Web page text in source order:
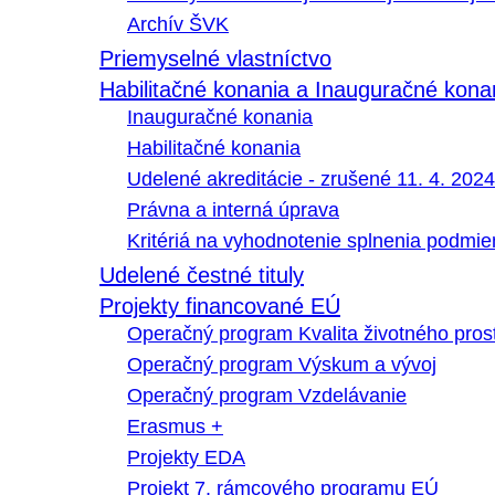
Archív ŠVK
Priemyselné vlastníctvo
Habilitačné konania a Inauguračné
Inauguračné konania
Habilitačné konania
Udelené akreditácie - zrušené 11. 4. 2024
Právna a interná úprava
Kritériá na vyhodnotenie splnenia
Udelené čestné tituly
Projekty financované EÚ
Operačný program Kvalita životného
Operačný program Výskum a vývoj
Operačný program Vzdelávanie
Erasmus +
Projekty EDA
Projekt 7. rámcového programu EÚ